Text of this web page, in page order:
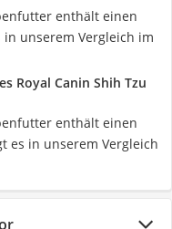
enthält einen
unserem Vergleich im
Royal Canin Shih Tzu
enthält einen
es in unserem Vergleich